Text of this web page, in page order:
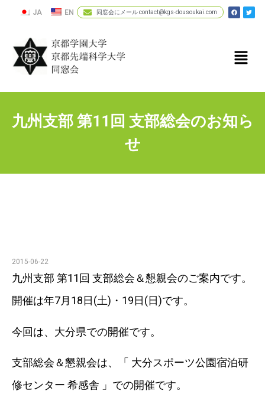
JA EN 同窓会にメール contact@kgs-dousoukai.com
九州支部 第11回 支部総会のお知ら
せ
2015-06-22
九州支部 第11回 支部総会＆懇親会のご案内です。
開催は年7月18日(土)・19日(日)です。
今回は、大分県での開催です。
支部総会＆懇親会は、「 大分スポーツ公園宿泊研
修センター 希感舎 」での開催です。